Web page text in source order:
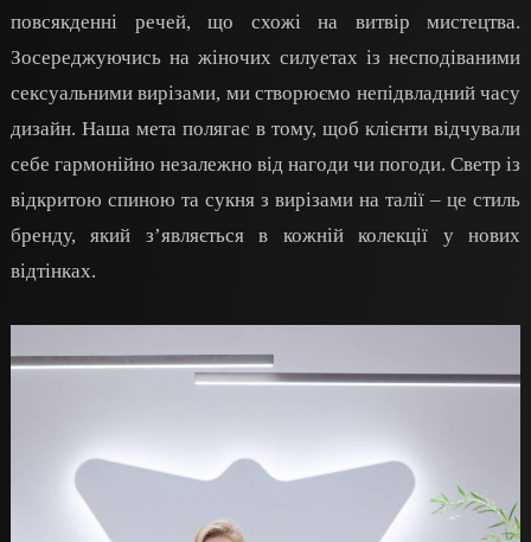
повсякденні речей, що схожі на витвір мистецтва.
Зосереджуючись на жіночих силуетах із несподіваними
сексуальними вирізами, ми створюємо непідвладний часу
дизайн. Наша мета полягає в тому, щоб клієнти відчували
себе гармонійно незалежно від нагоди чи погоди. Светр із
відкритою спиною та сукня з вирізами на талії – це стиль
бренду, який з’являється в кожній колекції у нових
відтінках.